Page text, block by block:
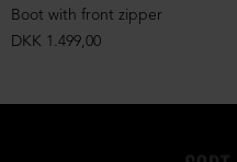
Boot with front zipper
DKK 1.499,00